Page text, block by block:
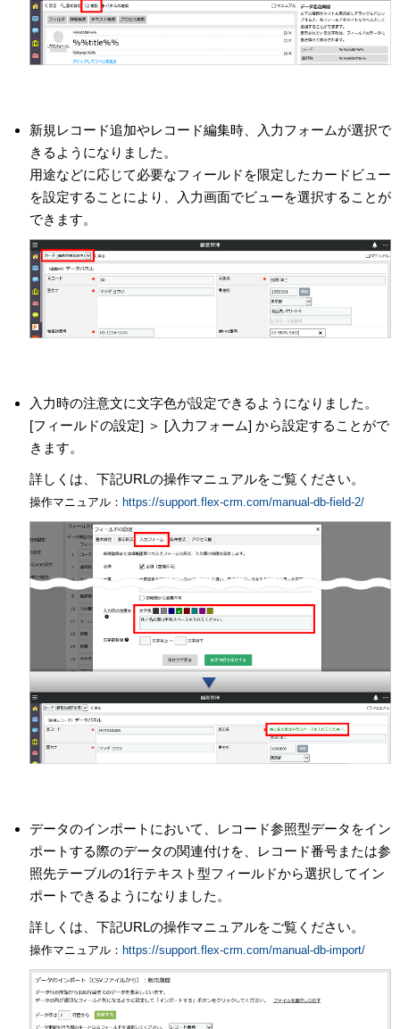
新規レコード追加やレコード編集時、入力フォームが選択で
きるようになりました。
用途などに応じて必要なフィールドを限定したカードビュー
を設定することにより、入力画面でビューを選択することが
できます。
入力時の注意文に文字色が設定できるようになりました。
[フィールドの設定] ＞ [入力フォーム] から設定することがで
きます。
詳しくは、下記URLの操作マニュアルをご覧ください。
操作マニュアル： https://support.flex-crm.com/manual-db-field-2/
データのインポートにおいて、レコード参照型データをイン
ポートする際のデータの関連付けを、レコード番号または参
照先テーブルの1行テキスト型フィールドから選択してイン
ポートできるようになりました。
詳しくは、下記URLの操作マニュアルをご覧ください。
操作マニュアル： https://support.flex-crm.com/manual-db-import/